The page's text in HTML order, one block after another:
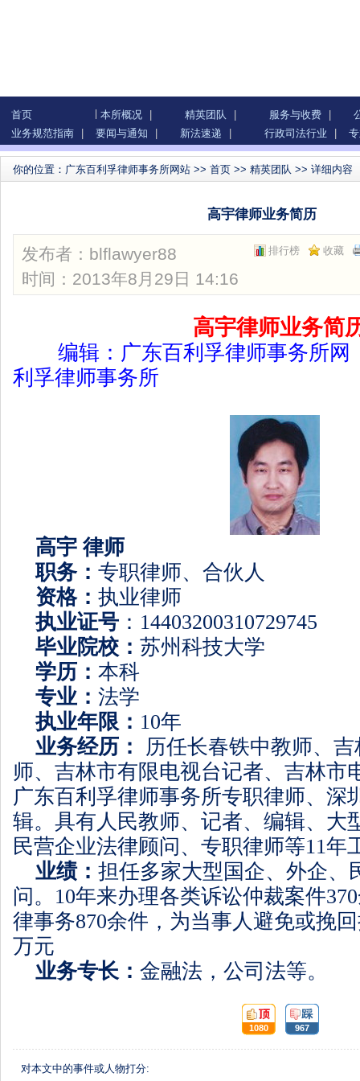
首页 本所概况 精英团队 服务与收费
业务规范指南
要闻与通知 新法速递 行政司法行业
你的位置： 广东百利孚律师事务所网站 >> 首页 >> 精英团队 >> 详细内容
高宇律师业务简历
排行榜 收藏
发布者： blflawyer88
时间：2013年8月29日 14:16
高宇律师业务简
编辑： 广东百利孚律师事务所网
利孚律师事务所
高宇 律师
职务： 专职律师、合伙人
资格： 执业律师
执业证号： 14403200310729745
毕业院校： 苏州科技大学
学历： 本科
专业： 法学
执业年限： 10年
业务经历：
历任长春铁中教师、
师、吉林市有限电视台记者、吉林市
广东百利孚律师事务所专职律师、深
辑。具有人民教师、记者、编辑、 大
民营企业法律顾问、 专职律师等11年
业绩： 担任多家大型国企、外企、
问。 10年来办理各类诉讼仲裁案件370
律事务870余件，为当事人避免或挽
万元
业务专长： 金融法，公司法等。
顶:
1080
踩:
967
对本文中的事件或人物打分: